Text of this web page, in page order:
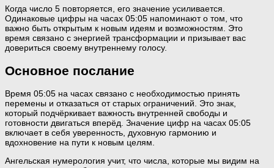
Когда число 5 повторяется, его значение усиливается.
Одинаковые цифры на часах 05:05 напоминают о том, что
важно быть открытым к новым идеям и возможностям. Это
время связано с энергией трансформации и призывает вас
довериться своему внутреннему голосу.
Основное послание
Время 05:05 на часах связано с необходимостью принять
перемены и отказаться от старых ограничений. Это знак,
который подчёркивает важность внутренней свободы и
готовности двигаться вперёд. Значение цифр на часах 05:05
включает в себя уверенность, духовную гармонию и
вдохновение на пути к новым целям.
Ангельская нумерология учит, что числа, которые мы видим на